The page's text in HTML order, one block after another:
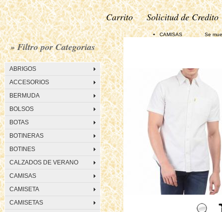
Carrito Solicitud de Credito
» Filtro por Categorias
ABRIGOS
ACCESORIOS
BERMUDA
BOLSOS
BOTAS
BOTINERAS
BOTINES
CALZADOS DE VERANO
CAMISAS
CAMISETA
CAMISETAS
• CAMISAS Se muestran